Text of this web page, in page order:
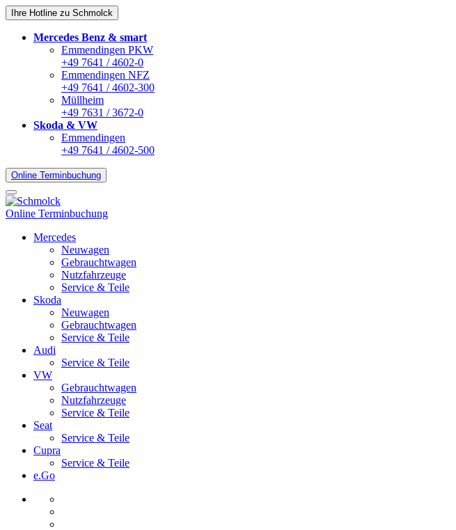
Ihre Hotline zu Schmolck
Mercedes Benz & smart
Emmendingen PKW
+49 7641 / 4602-0
Emmendingen NFZ
+49 7641 / 4602-300
Müllheim
+49 7631 / 3672-0
Skoda & VW
Emmendingen
+49 7641 / 4602-500
Online Terminbuchung
Online Terminbuchung
Mercedes
Neuwagen
Gebrauchtwagen
Nutzfahrzeuge
Service & Teile
Skoda
Neuwagen
Gebrauchtwagen
Service & Teile
Audi
Service & Teile
VW
Gebrauchtwagen
Nutzfahrzeuge
Service & Teile
Seat
Service & Teile
Cupra
Service & Teile
e.Go